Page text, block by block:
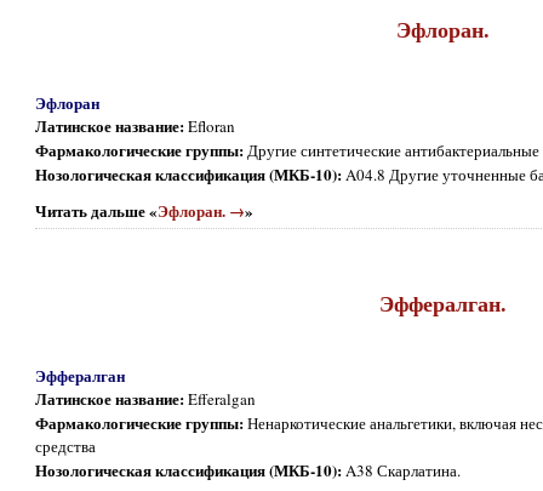
Эфлоран.
Эфлоран
Латинское название:Efloran
Фармакологические группы:Другие синтетические антибактериальные
Нозологическая классификация (МКБ-10):A04.8 Другие уточненные
Читать дальше «Эфлоран. →»
Эффералган.
Эффералган
Латинское название:Efferalgan
Фармакологические группы:Ненаркотические анальгетики, включая
средства
Нозологическая классификация (МКБ-10):A38 Скарлатина.